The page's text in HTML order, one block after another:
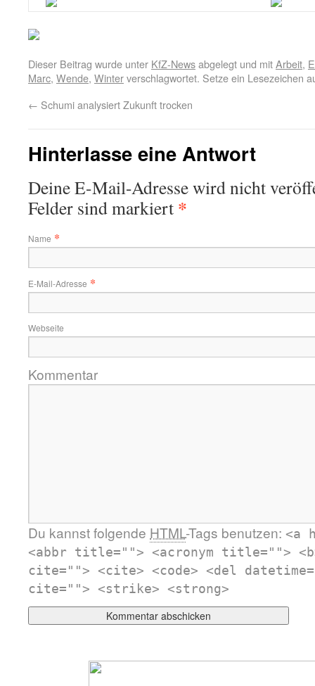
Dieser Beitrag wurde unter KfZ-Newsabgelegt und mitArbeit,
Marc, Wende, Winterverschlagwortet. Setze ein Lesezeichen
← Schumi analysiert Zukunft trocken
Hinterlasse eine Antwort
Deine E-Mail-Adresse wird nicht
Felder sind markiert *
Name *
E-Mail-Adresse *
Webseite
Kommentar
Du kannst folgende HTML-Tags benutzen: <a
<abbr title=""> <acronym title="">
cite=""> <cite> <code> <del
cite=""> <strike> <strong>